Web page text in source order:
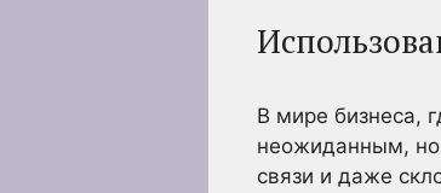
В мире бизнеса,
неожиданным, но
связи и даже